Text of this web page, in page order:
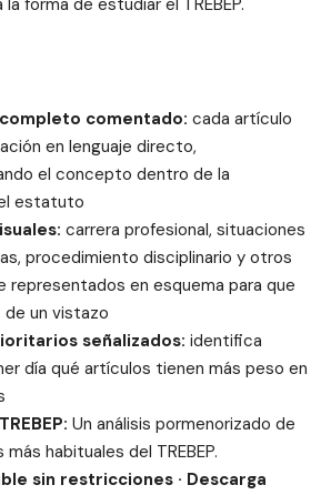
completo comentado: cada artículo
en lenguaje directo,
el concepto dentro de la
estatuto
carrera profesional, situaciones
procedimiento disciplinario y otros
representados en esquema para que
de un vistazo
señalizados: identifica
día qué artículos tienen más peso en
Un análisis pormenorizado de
habituales del TREBEP.
sin restricciones · Descarga